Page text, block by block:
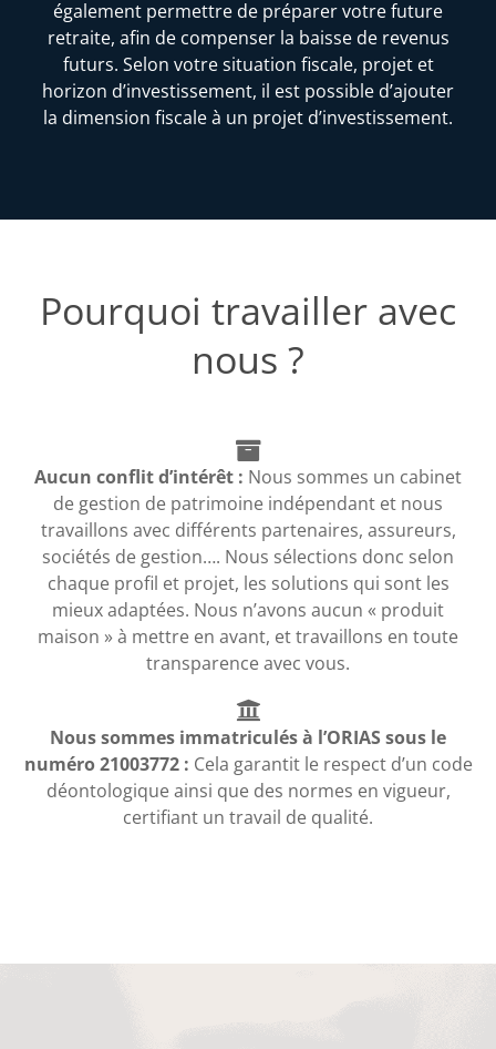
également permettre de préparer votre future
retraite, afin de compenser la baisse de revenus
futurs. Selon votre situation fiscale, projet et
horizon d’investissement, il est possible d’ajouter
la dimension fiscale à un projet d’investissement.
Pourquoi travailler avec
nous ?
Aucun conflit d’intérêt : Nous sommes un cabinet
de gestion de patrimoine indépendant et nous
travaillons avec différents partenaires, assureurs,
sociétés de gestion…. Nous sélections donc selon
chaque profil et projet, les solutions qui sont les
mieux adaptées. Nous n’avons aucun « produit
maison » à mettre en avant, et travaillons en toute
transparence avec vous.
Nous sommes immatriculés à l’ORIAS sous le
numéro 21003772 : Cela garantit le respect d’un code
déontologique ainsi que des normes en vigueur,
certifiant un travail de qualité.